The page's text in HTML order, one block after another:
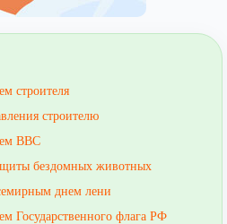
строителя
строителю
ВВС
бездомных животных
днем лени
Государственного флага РФ